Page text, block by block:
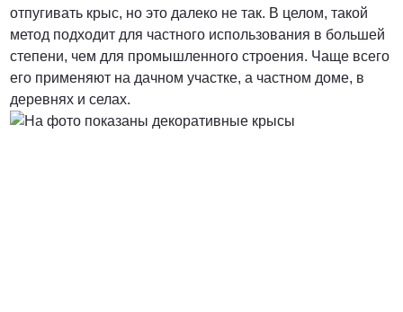
отпугивать крыс, но это далеко не так. В целом, такой
метод подходит для частного использования в большей
степени, чем для промышленного строения. Чаще всего
его применяют на дачном участке, а частном доме, в
деревнях и селах.